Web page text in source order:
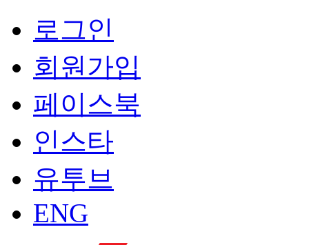
로그인
회원가입
페이스북
인스타
유투브
ENG